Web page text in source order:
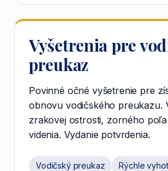
Vyšetrenia pre
preukaz
Povinné očné vyšetrenie pre
obnovu vodičského preukazu.
zrakovej ostrosti, zorného
videnia. Vydanie potvrdenia.
Vodičský preukaz
Rýchle